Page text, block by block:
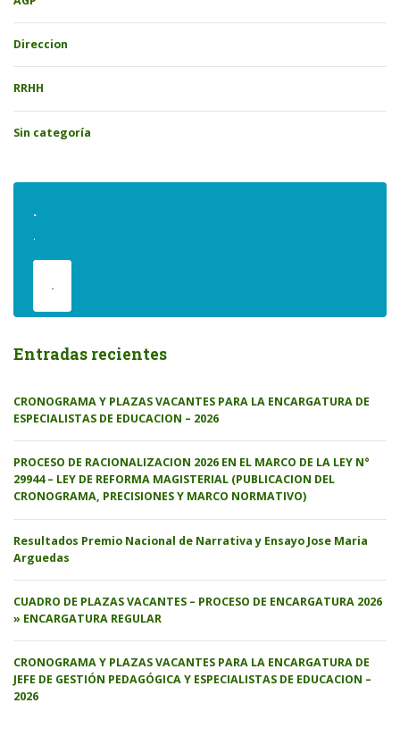
Direccion
RRHH
Sin categoría
.
.
.
Entradas recientes
CRONOGRAMA Y PLAZAS VACANTES PARA LA ENCARGATURA DE
ESPECIALISTAS DE EDUCACION – 2026
PROCESO DE RACIONALIZACION 2026 EN EL MARCO DE LA LEY N°
29944 – LEY DE REFORMA MAGISTERIAL (PUBLICACION DEL
CRONOGRAMA, PRECISIONES Y MARCO NORMATIVO)
Resultados Premio Nacional de Narrativa y Ensayo Jose Maria
Arguedas
CUADRO DE PLAZAS VACANTES – PROCESO DE ENCARGATURA 2026
» ENCARGATURA REGULAR
CRONOGRAMA Y PLAZAS VACANTES PARA LA ENCARGATURA DE
JEFE DE GESTIÓN PEDAGÓGICA Y ESPECIALISTAS DE EDUCACION –
2026